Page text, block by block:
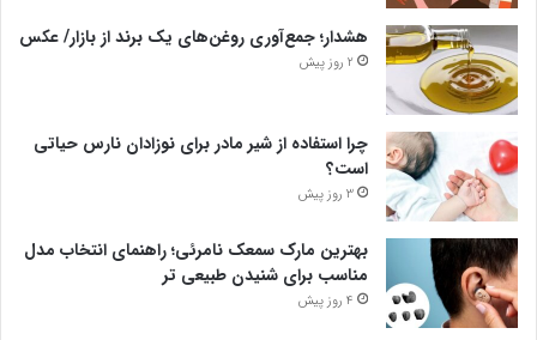
هشدار؛ جمع‌آوری روغن‌های یک برند از بازار/ عکس
2 روز پیش
چرا استفاده از شیر مادر برای نوزادان نارس حیاتی
است؟
3 روز پیش
بهترین مارک سمعک نامرئی؛ راهنمای انتخاب مدل
مناسب برای شنیدن طبیعی تر
4 روز پیش